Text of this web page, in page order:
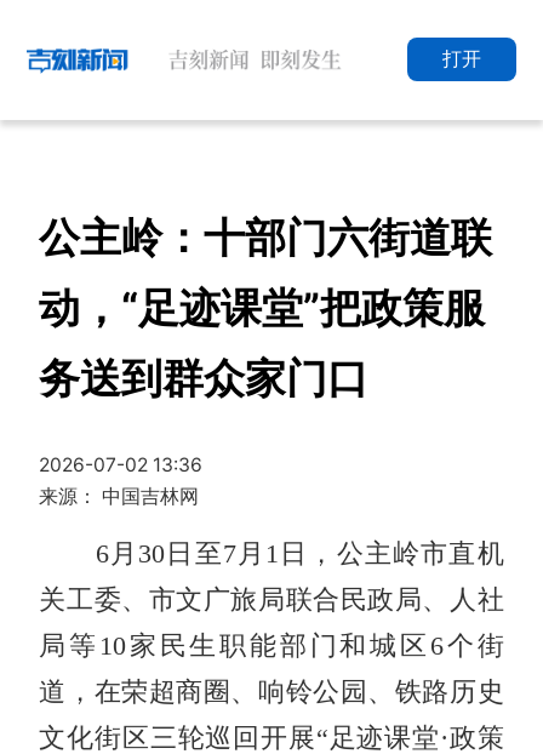
打开
公主岭：十部门六街道联
动，“足迹课堂”把政策服
务送到群众家门口
2026-07-02 13:36
来源： 中国吉林网
6月30日至7月1日，公主岭市直机
关工委、市文广旅局联合民政局、人社
局等10家民生职能部门和城区6个街
道，在荣超商圈、响铃公园、铁路历史
文化街区三轮巡回开展“足迹课堂·政策